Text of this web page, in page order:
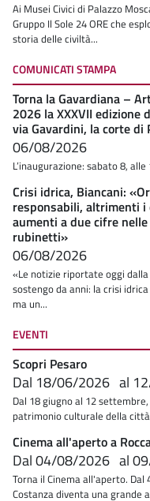
Ai Musei Civici di Palazzo
Gruppo Il Sole 24 ORE che
storia delle civiltà...
COMUNICATI STAMPA
Torna la Gavardiana –
2026 la XXXVII
via Gavardini, la corte di
06/08/2026
L’inaugurazione: sabato 8,
Crisi idrica, Biancani:
responsabili, altrimenti
aumenti a due cifre
rubinetti»
06/08/2026
«Le notizie riportate oggi
sostengo da anni: la crisi
ma un...
EVENTI
Scopri Pesaro
Dal 18/06/2026 al
Dal 18 giugno al 12
patrimonio culturale della
Cinema all'aperto a
Dal04/08/2026 al
Torna il Cinema all'aperto.
Costanza diventa una grande